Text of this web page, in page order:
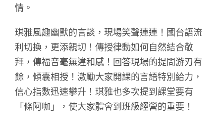
情。
琪雅風趣幽默的言談，現場笑聲連連！國台語流
利切換，更添親切！傳授律動如何自然結合敬
拜，傳福音毫無違和感！回答現場的提問游刃有
餘，傾囊相授！激勵大家開課的言語特別給力，
信心指數迅速攀升！琪雅也多次提到課堂要有
「條阿咖」，使大家體會到班級經營的重要！